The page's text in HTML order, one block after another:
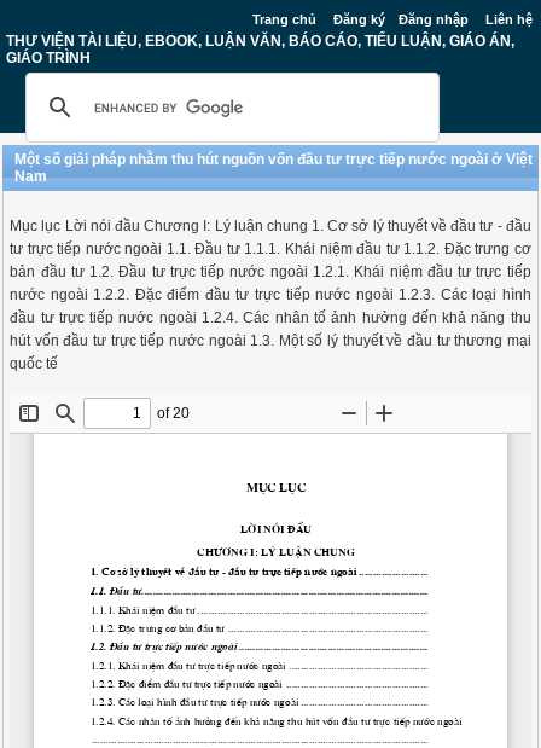
Trang chủ Đăng ký Đăng nhập Liên hệ
THƯ VIỆN TÀI LIỆU, EBOOK, LUẬN VĂN, BÁO CÁO, TIỂU LUẬN, GIÁO ÁN,
GIÁO TRÌNH
Một số giải pháp nhằm thu hút nguồn vốn đầu tư trực tiếp nước ngoài ở Việt
Nam
Mục lục Lời nói đầu Chương I: Lý luận chung 1. Cơ sở lý thuyết về đầu tư - đầu
tư trực tiếp nước ngoài 1.1. Đầu tư 1.1.1. Khái niệm đầu tư 1.1.2. Đặc trưng cơ
bản đầu tư 1.2. Đầu tư trực tiếp nước ngoài 1.2.1. Khái niệm đầu tư trực tiếp
nước ngoài 1.2.2. Đặc điểm đầu tư trực tiếp nước ngoài 1.2.3. Các loại hình
đầu tư trực tiếp nước ngoài 1.2.4. Các nhân tố ảnh hưởng đến khả năng thu
hút vốn đầu tư trực tiếp nước ngoài 1.3. Một số lý thuyết về đầu tư thương mại
quốc tế